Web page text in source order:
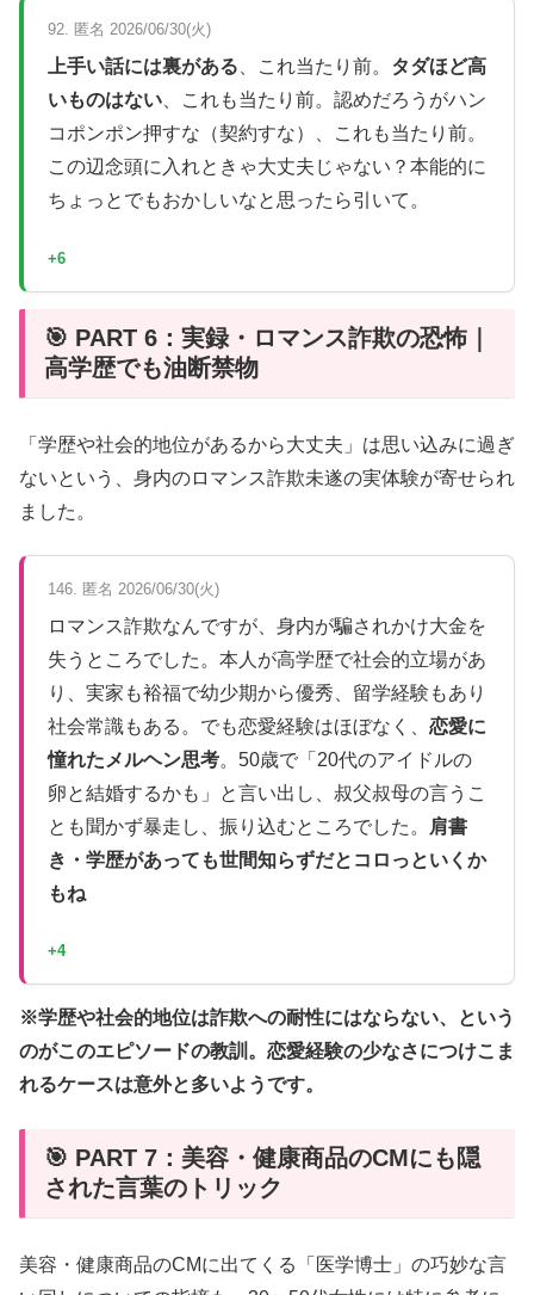
92. 匿名 2026/06/30(火)
上手い話には裏がある 、これ当たり前。 タダほど高
いものはない 、これも当たり前。認めだろうがハン
コポンポン押すな（契約すな）、これも当たり前。
この辺念頭に入れときゃ大丈夫じゃない？本能的に
ちょっとでもおかしいなと思ったら引いて。
+6
🎯 PART 6：実録・ロマンス詐欺の恐怖｜
高学歴でも油断禁物
「学歴や社会的地位があるから大丈夫」は思い込みに過ぎ
ないという、身内のロマンス詐欺未遂の実体験が寄せられ
ました。
146. 匿名 2026/06/30(火)
ロマンス詐欺なんですが、身内が騙されかけ大金を
失うところでした。本人が高学歴で社会的立場があ
り、実家も裕福で幼少期から優秀、留学経験もあり
社会常識もある。でも恋愛経験はほぼなく、 恋愛に
憧れたメルヘン思考。50歳で「20代のアイドルの
卵と結婚するかも」と言い出し、叔父叔母の言うこ
とも聞かず暴走し、振り込むところでした。
肩書
き・学歴があっても世間知らずだとコロっといくか
もね
+4
※学歴や社会的地位は詐欺への耐性にはならない、という
のがこのエピソードの教訓。恋愛経験の少なさにつけこま
れるケースは意外と多いようです。
🎯 PART 7：美容・健康商品のCMにも隠
された言葉のトリック
美容・健康商品のCMに出てくる「医学博士」の巧妙な言